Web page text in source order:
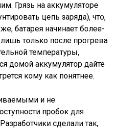
Грязь на аккумуляторе
цепь заряда), что,
батарея начинает более-
только после прогрева
температуры,
домой аккумулятор дайте
кому как понятнее.
и не
пробок для
сделали так,